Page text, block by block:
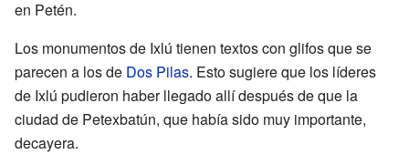
en Petén.
Los monumentos de Ixlú tienen textos con glifos que se
parecen a los de Dos Pilas. Esto sugiere que los líderes
de Ixlú pudieron haber llegado allí después de que la
ciudad de Petexbatún, que había sido muy importante,
decayera.